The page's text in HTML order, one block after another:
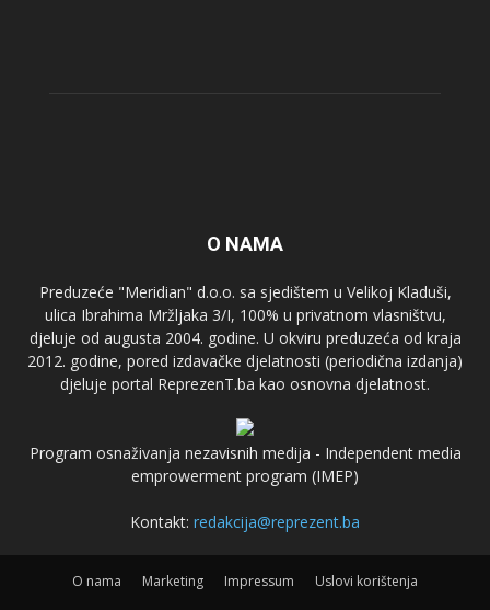
O NAMA
Preduzeće "Meridian" d.o.o. sa sjedištem u Velikoj Kladuši,
ulica Ibrahima Mržljaka 3/I, 100% u privatnom vlasništvu,
djeluje od augusta 2004. godine. U okviru preduzeća od kraja
2012. godine, pored izdavačke djelatnosti (periodična izdanja)
djeluje portal ReprezenT.ba kao osnovna djelatnost.
Program osnaživanja nezavisnih medija - Independent media
emprowerment program (IMEP)
Kontakt: redakcija@reprezent.ba
O nama Marketing Impressum Uslovi korištenja